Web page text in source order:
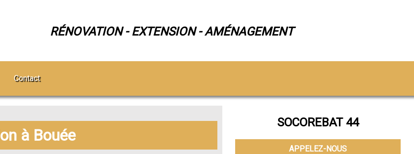
RÉNOVATION - EXTENSION - AMÉNAGEMENT
Contact
à Bouée
SOCOREBAT 44
APPELEZ-NOUS